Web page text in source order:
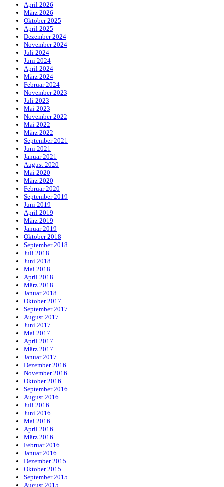
April 2026
März 2026
Oktober 2025
April 2025
Dezember 2024
November 2024
Juli 2024
Juni 2024
April 2024
März 2024
Februar 2024
November 2023
Juli 2023
Mai 2023
November 2022
Mai 2022
März 2022
September 2021
Juni 2021
Januar 2021
August 2020
Mai 2020
März 2020
Februar 2020
September 2019
Juni 2019
April 2019
März 2019
Januar 2019
Oktober 2018
September 2018
Juli 2018
Juni 2018
Mai 2018
April 2018
März 2018
Januar 2018
Oktober 2017
September 2017
August 2017
Juni 2017
Mai 2017
April 2017
März 2017
Januar 2017
Dezember 2016
November 2016
Oktober 2016
September 2016
August 2016
Juli 2016
Juni 2016
Mai 2016
April 2016
März 2016
Februar 2016
Januar 2016
Dezember 2015
Oktober 2015
September 2015
August 2015